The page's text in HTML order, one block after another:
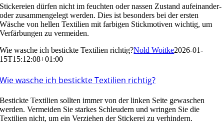
Stickereien dürfen nicht im feuchten oder nassen Zustand aufeinander-
oder zusammengelegt werden. Dies ist besonders bei der ersten
Wäsche von hellen Textilien mit farbigen Stickmotiven wichtig, um
Verfärbungen zu vermeiden.
Wie wasche ich bestickte Textilien richtig?Nold Woitke2026-01-
15T15:12:08+01:00
Wie wasche ich bestickte Textilien richtig?
Bestickte Textilien sollten immer von der linken Seite gewaschen
werden. Vermeiden Sie starkes Schleudern und wringen Sie die
Textilien nicht, um ein Verziehen der Stickerei zu verhindern.